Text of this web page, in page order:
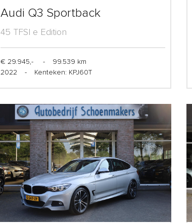
Audi Q3 Sportback
45 TFSI e Edition
€ 29.945,- -
99.539 km
2022
- Kenteken: KPJ60T